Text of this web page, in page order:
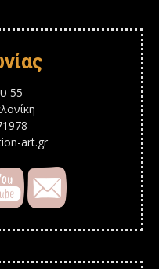
55
art.gr